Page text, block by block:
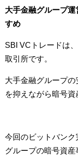
大手金融グループ
すめ
SBI VCトレードは
取引所です。
大手金融グループ
を抑えながら暗号資
今回のビットバンク
グループの暗号資産